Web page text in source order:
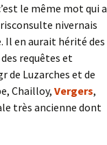
le même mot qui a
nivernais
Il en aurait hérité des
requêtes et
de Luzarches et de
Chailloy, Vergers,
très ancienne dont